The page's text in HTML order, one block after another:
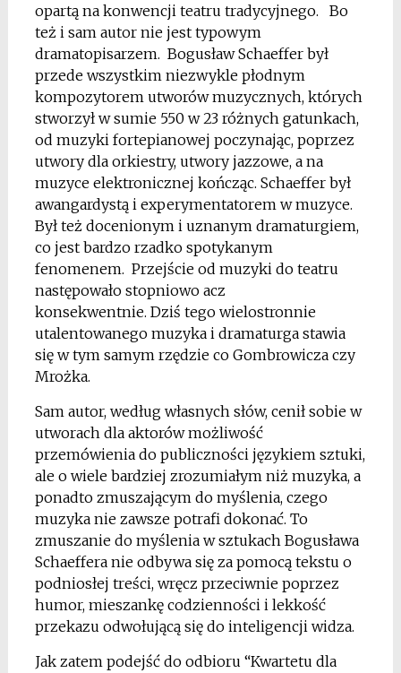
opartą na konwencji teatru tradycyjnego. Bo
też i sam autor nie jest typowym
dramatopisarzem. Bogusław Schaeffer był
przede wszystkim niezwykle płodnym
kompozytorem utworów muzycznych, których
stworzył w sumie 550 w 23 różnych gatunkach,
od muzyki fortepianowej poczynając, poprzez
utwory dla orkiestry, utwory jazzowe, a na
muzyce elektronicznej kończąc. Schaeffer był
awangardystą i experymentatorem w muzyce.
Był też docenionym i uznanym dramaturgiem,
co jest bardzo rzadko spotykanym
fenomenem. Przejście od muzyki do teatru
następowało stopniowo acz
konsekwentnie. Dziś tego wielostronnie
utalentowanego muzyka i dramaturga stawia
się w tym samym rzędzie co Gombrowicza czy
Mrożka.
Sam autor, według własnych słów, cenił sobie w
utworach dla aktorów możliwość
przemówienia do publiczności językiem sztuki,
ale o wiele bardziej zrozumiałym niż muzyka, a
ponadto zmuszającym do myślenia, czego
muzyka nie zawsze potrafi dokonać. To
zmuszanie do myślenia w sztukach Bogusława
Schaeffera nie odbywa się za pomocą tekstu o
podniosłej treści, wręcz przeciwnie poprzez
humor, mieszankę codzienności i lekkość
przekazu odwołującą się do inteligencji widza.
Jak zatem podejść do odbioru “Kwartetu dla